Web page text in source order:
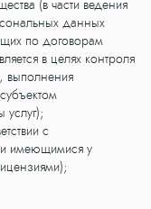
(в части ведения
данных
по договорам
в целях контроля
выполнения
услуг);
с
и имеющимися у